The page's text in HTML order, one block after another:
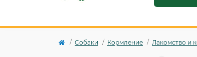
Собаки Кормление Лакомство и